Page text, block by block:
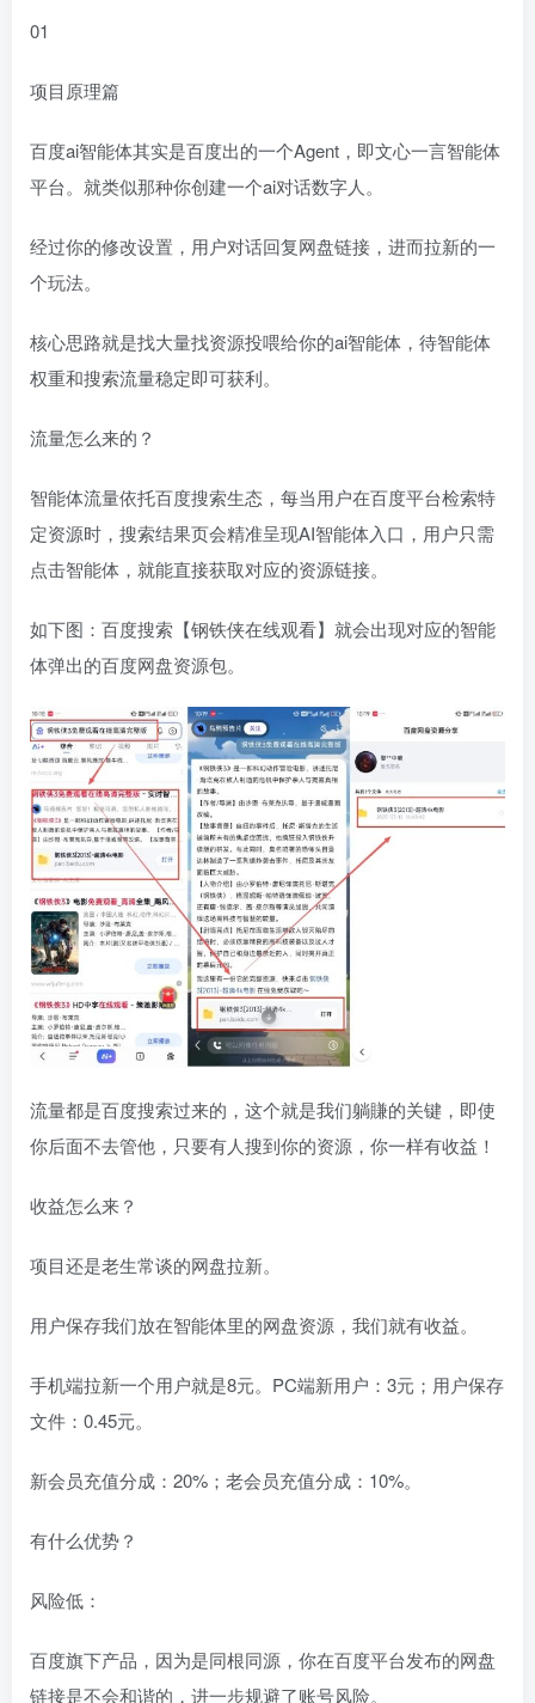
01
项目原理篇
百度ai智能体其实是百度出的一个Agent，即文心一言智能体
平台。就类似那种你创建一个ai对话数字人。
经过你的修改设置，用户对话回复网盘链接，进而拉新的一
个玩法。
核心思路就是找大量找资源投喂给你的ai智能体，待智能体
权重和搜索流量稳定即可获利。
流量怎么来的？
智能体流量依托百度搜索生态，每当用户在百度平台检索特
定资源时，搜索结果页会精准呈现AI智能体入口，用户只需
点击智能体，就能直接获取对应的资源链接。
如下图：百度搜索【钢铁侠在线观看】就会出现对应的智能
体弹出的百度网盘资源包。
流量都是百度搜索过来的，这个就是我们躺賺的关键，即使
你后面不去管他，只要有人搜到你的资源，你一样有收益！
收益怎么来？
项目还是老生常谈的网盘拉新。
用户保存我们放在智能体里的网盘资源，我们就有收益。
手机端拉新一个用户就是8元。PC端新用户：3元；用户保存
文件：0.45元。
新会员充值分成：20%；老会员充值分成：10%。
有什么优势？
风险低：
百度旗下产品，因为是同根同源，你在百度平台发布的网盘
链接是不会和谐的，进一步规避了账号风险。